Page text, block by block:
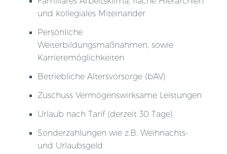
und kollegiales Miteinander
Persönliche
Weiterbildungsmaßnahmen, sowie
Karrieremöglichkeiten
Betriebliche Altersvorsorge (bAV)
Zuschuss Vermögenswirksame Leistungen
Urlaub nach Tarif (derzeit 30 Tage)
Sonderzahlungen wie z.B. Weihnachts-
und Urlaubsgeld